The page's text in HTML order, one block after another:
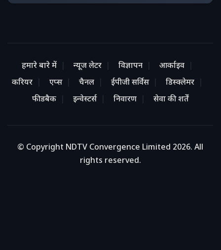
हमारे बारे में न्यूज लेटर विज्ञापन
आर्काइव
करियर
एप्स चैनल ईपीजी सर्विस
डिस्क्लेमर
फीडबैक
इन्वेस्टर्स निवारण सेवा की शर्तें
© Copyright NDTV Convergence Limited 2026. All
rights reserved.